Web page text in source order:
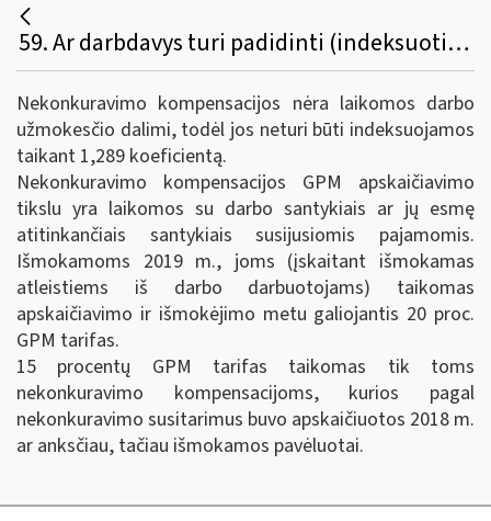
59. Ar darbdavys turi padidinti (indeksuoti) nekonkuravimo kompensaciją, numatytą 2018 m. ar ankstesniame susitarime su darbuotoju? Koks GPM tarifas 2019 m. taikomas nekonkuravimo kompensacijoms?
Nekonkuravimo kompensacijos nėra laikomos darbo
užmokesčio dalimi, todėl jos neturi būti indeksuojamos
taikant 1,289 koeficientą.
Nekonkuravimo kompensacijos GPM apskaičiavimo
tikslu yra laikomos su darbo santykiais ar jų esmę
atitinkančiais santykiais susijusiomis pajamomis.
Išmokamoms 2019 m., joms (įskaitant išmokamas
atleistiems iš darbo darbuotojams) taikomas
apskaičiavimo ir išmokėjimo metu galiojantis 20 proc.
GPM tarifas.
15 procentų GPM tarifas taikomas tik toms
nekonkuravimo kompensacijoms, kurios pagal
nekonkuravimo susitarimus buvo apskaičiuotos 2018 m.
ar anksčiau, tačiau išmokamos pavėluotai.